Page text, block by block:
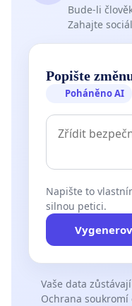
Bude-li
Zahajte
Popište
Poháněno AI
Napište to
silnou petici.
Vaše data
Ochrana